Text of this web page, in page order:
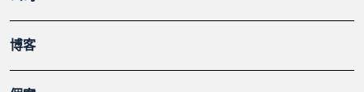
博客